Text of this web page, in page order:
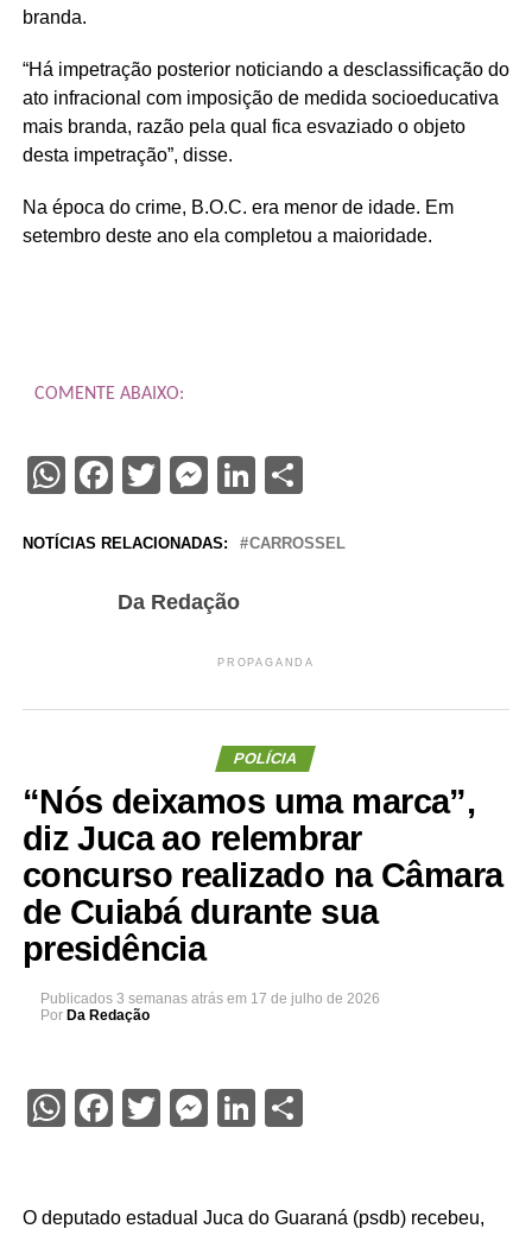
branda.
“Há impetração posterior noticiando a desclassificação do
ato infracional com imposição de medida socioeducativa
mais branda, razão pela qual fica esvaziado o objeto
desta impetração”, disse.
Na época do crime, B.O.C. era menor de idade. Em
setembro deste ano ela completou a maioridade.
COMENTE ABAIXO:
WhatsApp
Facebook
Twitter
Messenger
LinkedIn
Share
NOTÍCIAS RELACIONADAS: CARROSSEL
Da Redação
PROPAGANDA
POLÍCIA
“Nós deixamos uma marca”,
diz Juca ao relembrar
concurso realizado na Câmara
de Cuiabá durante sua
presidência
Publicados 3 semanas atrás em 17 de julho de 2026
Por Da Redação
WhatsApp
Facebook
Twitter
Messenger
LinkedIn
Share
O deputado estadual Juca do Guaraná (psdb) recebeu,